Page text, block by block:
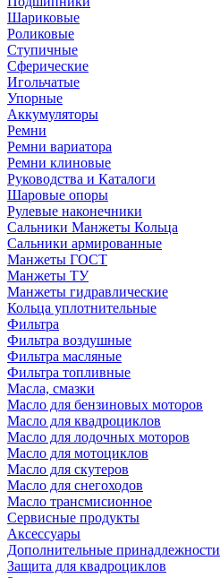
Шариковые
Роликовые
Ступичные
Сферические
Игольчатые
Упорные
Аккумуляторы
Ремни
Ремни вариатора
Ремни клиновые
Руководства и Каталоги
Шаровые опоры
Рулевые наконечники
Сальники Манжеты Кольца
Сальники армированные
Манжеты ГОСТ
Манжеты ТУ
Манжеты гидравлические
Кольца уплотнительные
Фильтра
Фильтра воздушные
Фильтра масляные
Фильтра топливные
Масла, смазки
Масло для бензиновых моторов
Масло для квадроциклов
Масло для лодочных моторов
Масло для мотоциклов
Масло для скутеров
Масло для снегоходов
Масло трансмисионное
Сервисные продукты
Аксессуары
Дополнительные принадлежности
Защита для квадроциклов